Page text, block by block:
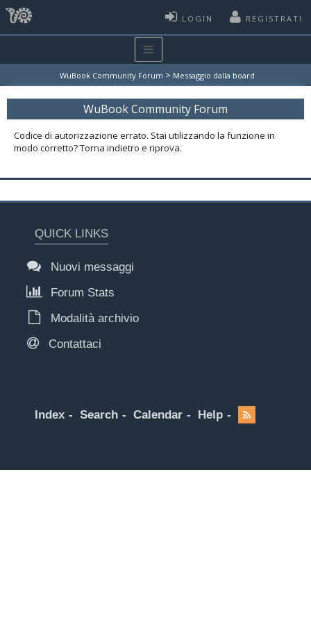
LOGIN REGISTRATI
WuBook Community Forum > Messaggio dalla board
WuBook Community Forum
Codice di autorizzazione errato. Stai utilizzando la funzione in
modo corretto? Torna indietro e riprova.
QUICK LINKS
Nuovi messaggi
Forum Stats
Modalità archivio
Contattaci
Index Search Calendar Help